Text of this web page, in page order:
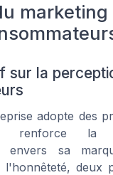
marketing
sur la
adopte des
renforce la
envers sa
l'honnêteté, deux